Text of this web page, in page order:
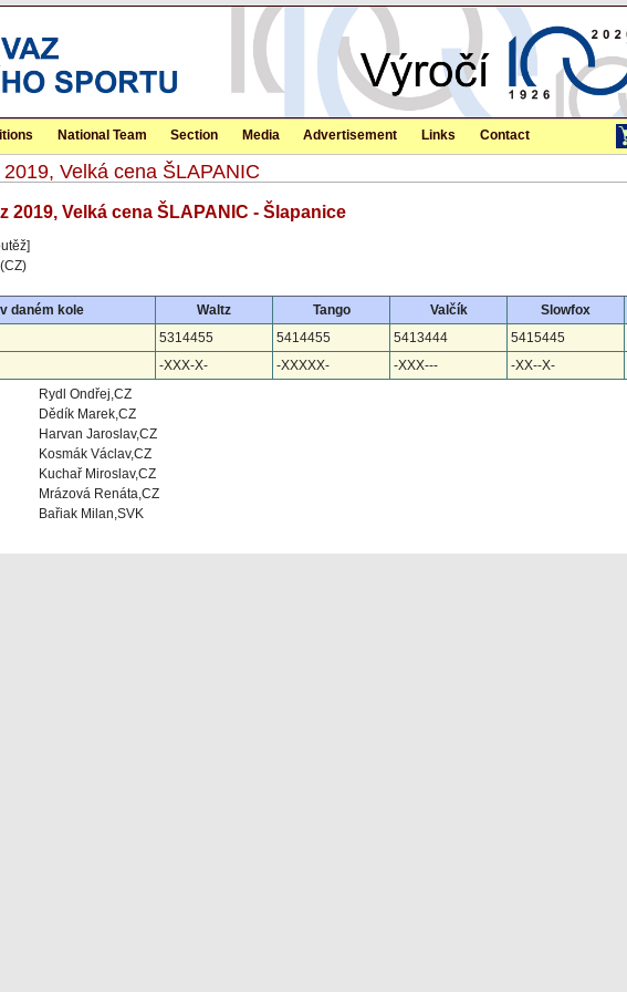
National Team Section Media Advertisement Links Contact
Velká cena ŠLAPANIC
2019, Velká cena ŠLAPANIC - Šlapanice
daném kole Waltz Tango Valčík Slowfox
5314455 5414455 5413444 5415445
-XXX-X- -XXXXX- -XXX--- -XX--X-
Rydl Ondřej,CZ
Dědík Marek,CZ
Harvan Jaroslav,CZ
Kosmák Václav,CZ
Kuchař Miroslav,CZ
Mrázová Renáta,CZ
Bařiak Milan,SVK